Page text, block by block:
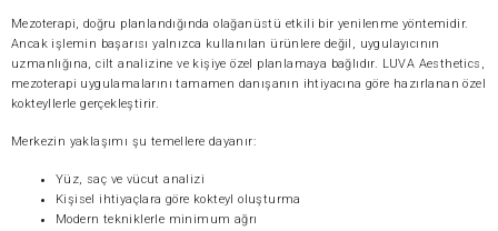
Mezoterapi, doğru planlandığında olağanüstü etkili bir yenilenme yöntemidir.
Ancak işlemin başarısı yalnızca kullanılan ürünlere değil, uygulayıcının
uzmanlığına, cilt analizine ve kişiye özel planlamaya bağlıdır. LUVA Aesthetics,
mezoterapi uygulamalarını tamamen danışanın ihtiyacına göre hazırlanan özel
kokteyllerle gerçekleştirir.
Merkezin yaklaşımı şu temellere dayanır:
Yüz, saç ve vücut analizi
Kişisel ihtiyaçlara göre kokteyl oluşturma
Modern tekniklerle minimum ağrı